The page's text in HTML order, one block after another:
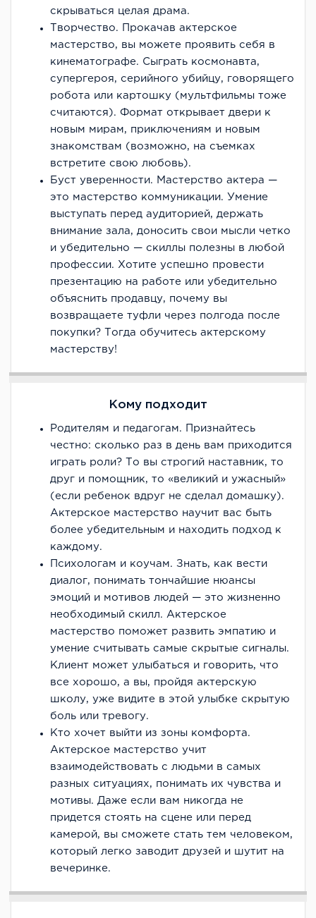
скрываться целая драма.
Творчество. Прокачав актерское
мастерство, вы можете проявить себя в
кинематографе. Сыграть космонавта,
супергероя, серийного убийцу, говорящего
робота или картошку (мультфильмы тоже
считаются). Формат открывает двери к
новым мирам, приключениям и новым
знакомствам (возможно, на съемках
встретите свою любовь).
Буст уверенности. Мастерство актера —
это мастерство коммуникации. Умение
выступать перед аудиторией, держать
внимание зала, доносить свои мысли четко
и убедительно — скиллы полезны в любой
профессии. Хотите успешно провести
презентацию на работе или убедительно
объяснить продавцу, почему вы
возвращаете туфли через полгода после
покупки? Тогда обучитесь актерскому
мастерству!
Кому подходит
Родителям и педагогам. Признайтесь
честно: сколько раз в день вам приходится
играть роли? То вы строгий наставник, то
друг и помощник, то «великий и ужасный»
(если ребенок вдруг не сделал домашку).
Актерское мастерство научит вас быть
более убедительным и находить подход к
каждому.
Психологам и коучам. Знать, как вести
диалог, понимать тончайшие нюансы
эмоций и мотивов людей — это жизненно
необходимый скилл. Актерское
мастерство поможет развить эмпатию и
умение считывать самые скрытые сигналы.
Клиент может улыбаться и говорить, что
все хорошо, а вы, пройдя актерскую
школу, уже видите в этой улыбке скрытую
боль или тревогу.
Кто хочет выйти из зоны комфорта.
Актерское мастерство учит
взаимодействовать с людьми в самых
разных ситуациях, понимать их чувства и
мотивы. Даже если вам никогда не
придется стоять на сцене или перед
камерой, вы сможете стать тем человеком,
который легко заводит друзей и шутит на
вечеринке.